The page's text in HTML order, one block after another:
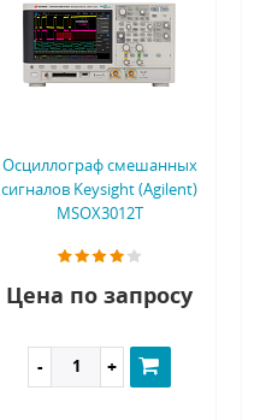
Осциллограф смешанных
сигналов Keysight (Agilent)
MSOX3012T
Цена по запросу